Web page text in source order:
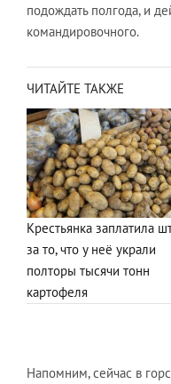
подождать полгода, и
командировочного.
ЧИТАЙТЕ ТАКЖЕ
Крестьянка заплатила
за то, что у неё украли
полторы тысячи тонн
картофеля
Напомним, сейчас в